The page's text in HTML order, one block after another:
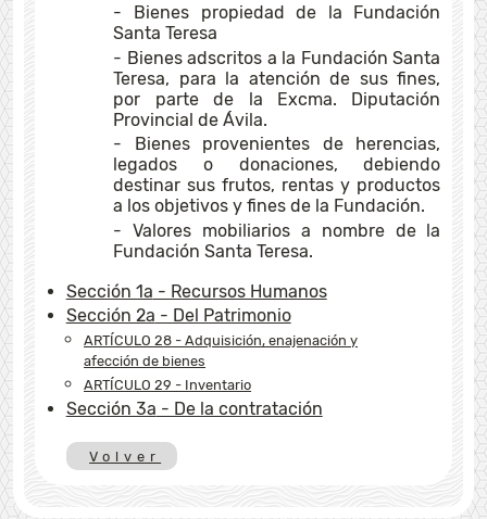
- Bienes propiedad de la Fundación
Santa Teresa
- Bienes adscritos a la Fundación Santa
Teresa, para la atención de sus fines,
por parte de la Excma. Diputación
Provincial de Ávila.
- Bienes provenientes de herencias,
legados o donaciones, debiendo
destinar sus frutos, rentas y productos
a los objetivos y fines de la Fundación.
- Valores mobiliarios a nombre de la
Fundación Santa Teresa.
Sección 1a - Recursos Humanos
Sección 2a - Del Patrimonio
ARTÍCULO 28 - Adquisición, enajenación y
afección de bienes
ARTÍCULO 29 - Inventario
Sección 3a - De la contratación
Volver